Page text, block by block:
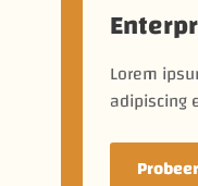
Lorem
adipiscing